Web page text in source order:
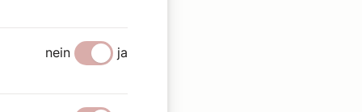
nein ja